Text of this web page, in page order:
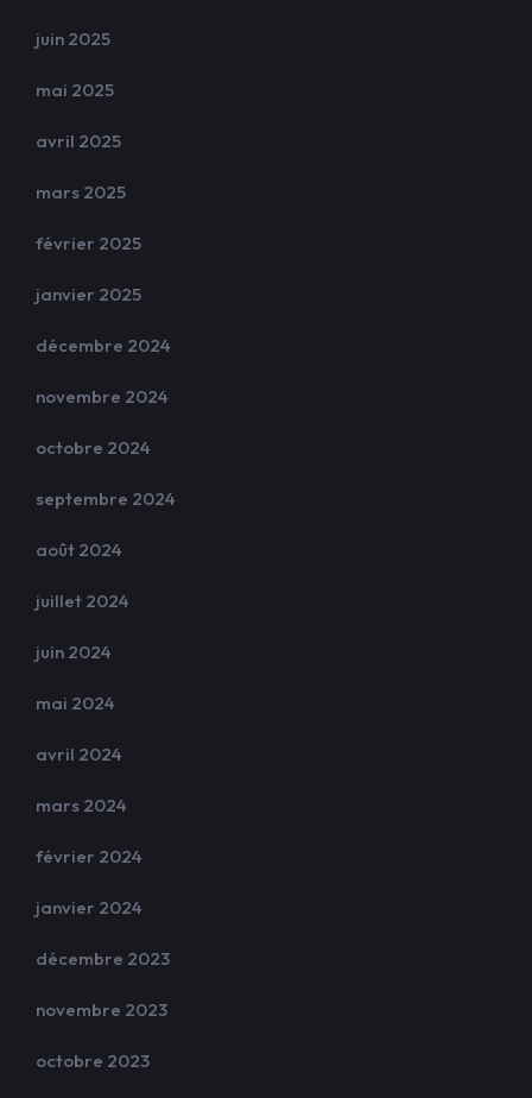
juin 2025
mai 2025
avril 2025
mars 2025
février 2025
janvier 2025
décembre 2024
novembre 2024
octobre 2024
septembre 2024
août 2024
juillet 2024
juin 2024
mai 2024
avril 2024
mars 2024
février 2024
janvier 2024
décembre 2023
novembre 2023
octobre 2023